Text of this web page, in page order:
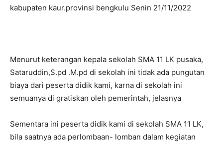
kabupaten kaur.provinsi bengkulu Senin 21/11/2022
Menurut keterangan kepala sekolah SMA 11 LK pusaka,
Sataruddin,S.pd .M.pd di sekolah ini tidak ada pungutan
biaya dari peserta didik kami, karna di sekolah ini
semuanya di gratiskan oleh pemerintah, jelasnya
Sementara ini peserta didik kami di sekolah SMA 11 LK,
bila saatnya ada perlombaan- lomban dalam kegiatan